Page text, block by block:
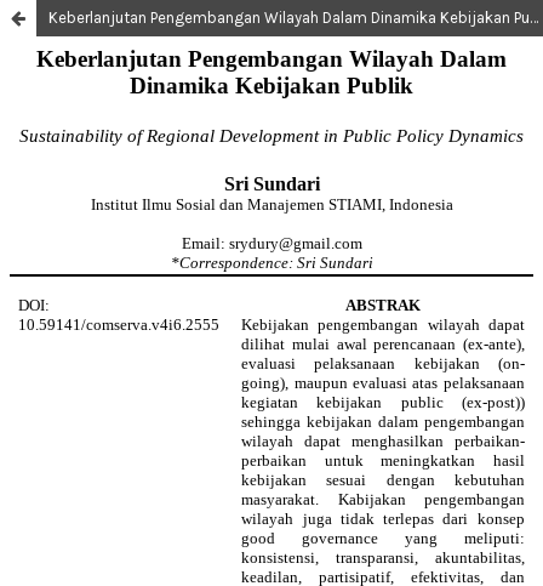
Keberlanjutan Pengembangan Wilayah Dalam Dinamika Kebijakan Publik